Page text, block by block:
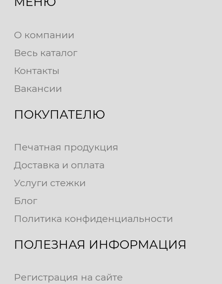
О компании
Весь каталог
Контакты
Вакансии
ПОКУПАТЕЛЮ
Печатная продукция
Доставка и оплата
Услуги стежки
Блог
Политика конфиденциальности
ПОЛЕЗНАЯ ИНФОРМАЦИЯ
Регистрация на сайте